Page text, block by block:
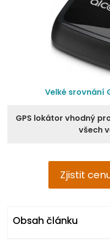
Velké srovnání
GPS lokátor vhodný
všech
Zjistit
Obsah článku